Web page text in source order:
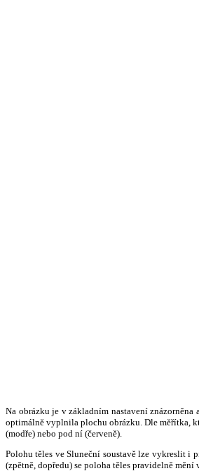
Na obrázku je v základním nastavení
optimálně vyplnila plochu obrázku. Dle měřítka,
(modře) nebo pod ní (červeně).
Polohu těles ve Sluneční soustavě lze vykreslit i
(zpětně, dopředu) se poloha těles pravidelně